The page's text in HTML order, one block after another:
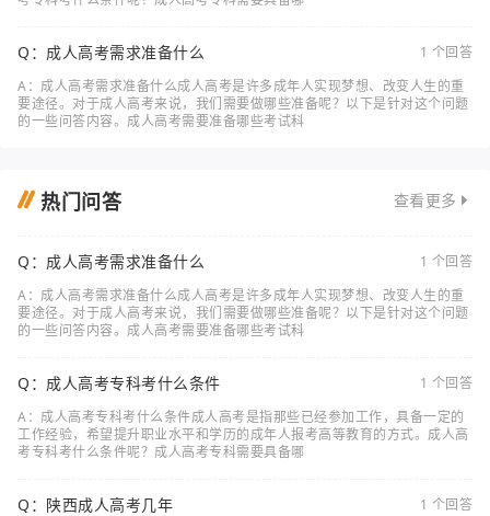
Q：成人高考需求准备什么
1 个回答
A：成人高考需求准备什么成人高考是许多成年人实现梦想、改变人生的重
要途径。对于成人高考来说，我们需要做哪些准备呢？以下是针对这个问题
的一些问答内容。成人高考需要准备哪些考试科
热门问答 查看更多
Q：成人高考需求准备什么
1 个回答
A：成人高考需求准备什么成人高考是许多成年人实现梦想、改变人生的重
要途径。对于成人高考来说，我们需要做哪些准备呢？以下是针对这个问题
的一些问答内容。成人高考需要准备哪些考试科
Q：成人高考专科考什么条件
1 个回答
A：成人高考专科考什么条件成人高考是指那些已经参加工作，具备一定的
工作经验，希望提升职业水平和学历的成年人报考高等教育的方式。成人高
考专科考什么条件呢？成人高考专科需要具备哪
Q：陕西成人高考几年
1 个回答